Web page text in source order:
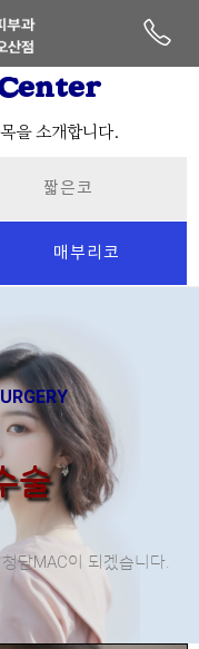
을 소개합니다.
짧은코
매부리코
술
담MAC이 되겠습니다.